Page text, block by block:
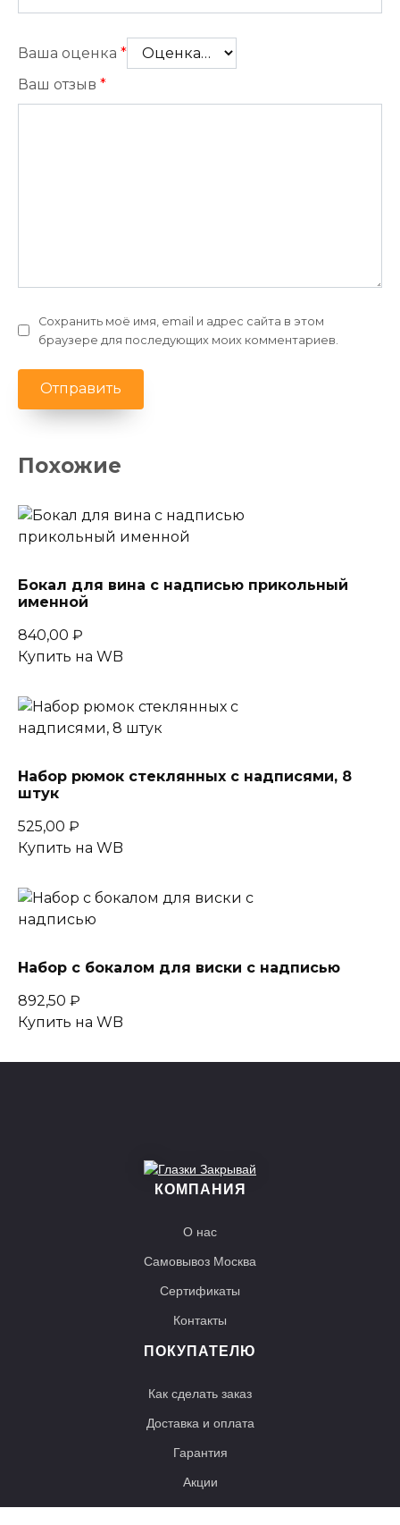
Ваша оценка *
Ваш отзыв *
Сохранить моё имя, email и адрес сайта в этом
браузере для последующих моих комментариев.
Похожие
Бокал для вина с надписью прикольный
именной
840,00 ₽
Купить на WB
Набор рюмок стеклянных с надписями, 8
штук
525,00 ₽
Купить на WB
Набор с бокалом для виски с надписью
892,50 ₽
Купить на WB
КОМПАНИЯ
О нас
Самовывоз Москва
Сертификаты
Контакты
ПОКУПАТЕЛЮ
Как сделать заказ
Доставка и оплата
Гарантия
Акции